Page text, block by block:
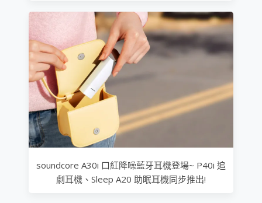
soundcore A30i 口紅降噪藍牙耳機登場~ P40i 追
劇耳機、Sleep A20 助眠耳機同步推出!